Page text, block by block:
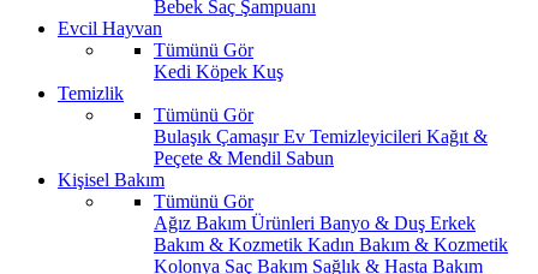
Bebek Saç Şampuanı
Evcil Hayvan
Tümünü Gör
Kedi Köpek Kuş
Temizlik
Tümünü Gör
Bulaşık ÇamaşırEv Temizleyicileri Kağıt &
Peçete & Mendil Sabun
Kişisel Bakım
Tümünü Gör
Ağız Bakım Ürünleri Banyo & Duş Erkek
Bakım & Kozmetik Kadın Bakım & Kozmetik
Kolonya Saç Bakım Sağlık & Hasta Bakım